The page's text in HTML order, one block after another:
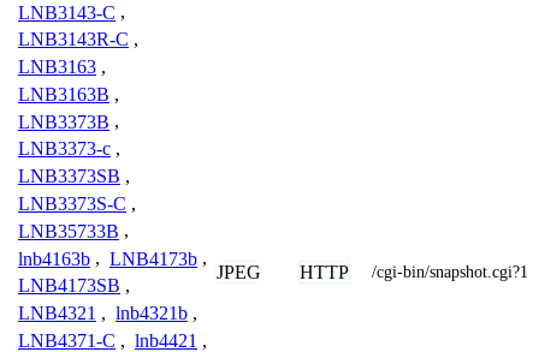
LNB3143-C ,
LNB3143R-C ,
LNB3163 ,
LNB3163B ,
LNB3373B ,
LNB3373-c ,
LNB3373SB ,
LNB3373S-C ,
LNB35733B ,
lnb4163b , LNB4173b ,
LNB4173SB ,
LNB4321 , lnb4321b ,
LNB4371-C , lnb4421 ,
JPEG HTTP /cgi-bin/snapshot.cgi?1